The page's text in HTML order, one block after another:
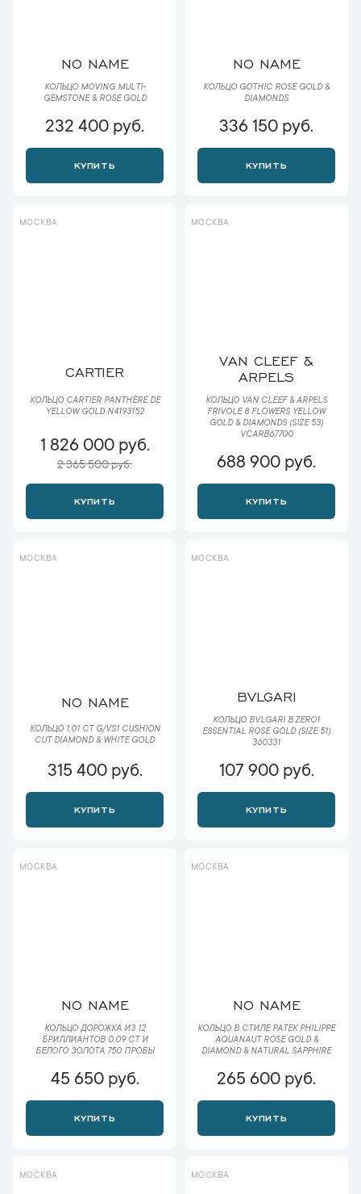
NO NAME
КОЛЬЦО MOVING MULTI-
GEMSTONE & ROSE GOLD
232 400 руб.
КУПИТЬ
NO NAME
КОЛЬЦО GOTHIC ROSE GOLD &
DIAMONDS
336 150 руб.
КУПИТЬ
МОСКВА
CARTIER
КОЛЬЦО CARTIER PANTHÈRE DE
YELLOW GOLD N4193152
1 826 000 руб.
2 365 500 руб.
КУПИТЬ
МОСКВА
VAN CLEEF &
ARPELS
КОЛЬЦО VAN CLEEF & ARPELS
FRIVOLE 8 FLOWERS YELLOW
GOLD & DIAMONDS (SIZE 53)
VCARB67700
688 900 руб.
КУПИТЬ
МОСКВА
NO NAME
КОЛЬЦО 1,01 CT G/VS1 CUSHION
CUT DIAMOND & WHITE GOLD
315 400 руб.
КУПИТЬ
МОСКВА
BVLGARI
КОЛЬЦО BVLGARI B.ZERO1
ESSENTIAL ROSE GOLD (SIZE 51)
360331
107 900 руб.
КУПИТЬ
МОСКВА
NO NAME
КОЛЬЦО ДОРОЖКА ИЗ 12
БРИЛЛИАНТОВ 0,09 CT И
БЕЛОГО ЗОЛОТА 750 ПРОБЫ
45 650 руб.
КУПИТЬ
МОСКВА
NO NAME
КОЛЬЦО В СТИЛЕ PATEK PHILIPPE
AQUANAUT ROSE GOLD &
DIAMOND & NATURAL SAPPHIRE
265 600 руб.
КУПИТЬ
МОСКВА МОСКВА